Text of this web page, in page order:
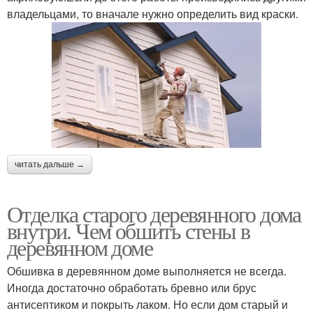
владельцами, то вначале нужно определить вид краски.
читать дальше →
Отделка старого деревянного дома
внутри. Чем обшить стены в
деревянном доме
Обшивка в деревянном доме выполняется не всегда.
Иногда достаточно обработать бревно или брус
антисептиком и покрыть лаком. Но если дом старый и